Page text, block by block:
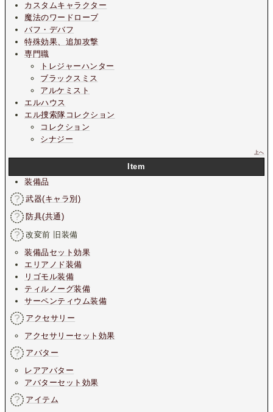
カスタムキャラクター
魔法のワードローブ
バフ・デバフ
特殊効果、追加攻撃
専門職
トレジャーハンター
ブラックスミス
アルケミスト
エルハウス
エル捜索隊コレクション
コレクション
シナジー
上へ
Item
装備品
武器(キャラ別)
防具(共通)
改変前 旧装備
装備品セット効果
エリアノド装備
リゴモル装備
ティルノーグ装備
サーペンティウム装備
アクセサリー
アクセサリーセット効果
アバター
レアアバター
アバターセット効果
アイテム